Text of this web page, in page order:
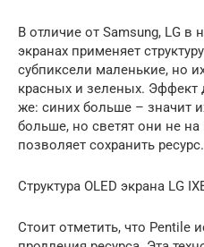
В отличие от Samsung, LG в
экранах применяет
субпиксели маленькие, но
красных и зеленых. Эффект
же: синих больше – значит
больше, но светят они не
позволяет сохранить ресурс.
Структура OLED экрана LG
Стоит отметить, что Pentile